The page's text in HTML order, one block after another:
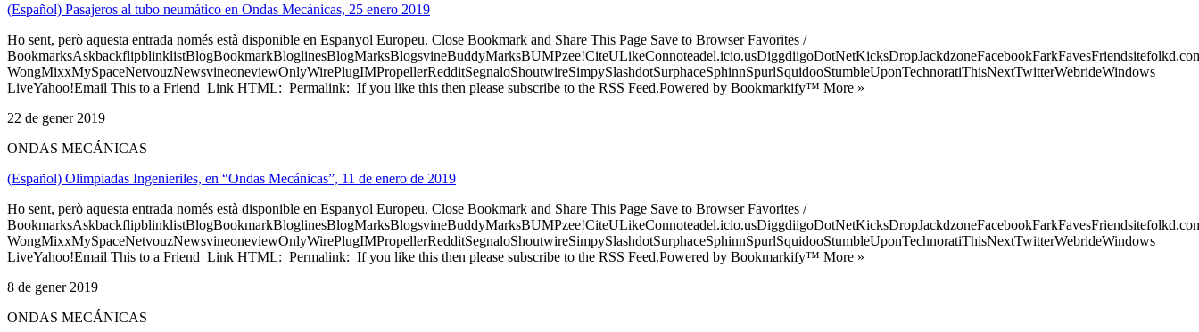
(Español) Pasajeros al tubo neumático en Ondas Mecánicas, 25 enero 2019
Ho sent, però aquesta entrada només està disponible en Espanyol Europeu. Close Bookmark and Share This Page Save to Browser Favorites /
WongMixxMySpaceNetvouzNewsvineoneviewOnlyWirePlugIMPropellerRedditSegnaloShoutwireSimpySlashdotSurphaceSphinnSpurlSquidooStumbleUponTechnoratiThisNextTwitterWebrideWindows
LiveYahoo!Email This to a Friend Link HTML: Permalink: If you like this then please subscribe to the RSS Feed.Powered by Bookmarkify™ More »
22 de gener 2019
ONDAS MECÁNICAS
(Español) Olimpiadas Ingenieriles, en “Ondas Mecánicas”, 11 de enero de 2019
Ho sent, però aquesta entrada només està disponible en Espanyol Europeu. Close Bookmark and Share This Page Save to Browser Favorites /
WongMixxMySpaceNetvouzNewsvineoneviewOnlyWirePlugIMPropellerRedditSegnaloShoutwireSimpySlashdotSurphaceSphinnSpurlSquidooStumbleUponTechnoratiThisNextTwitterWebrideWindows
LiveYahoo!Email This to a Friend Link HTML: Permalink: If you like this then please subscribe to the RSS Feed.Powered by Bookmarkify™ More »
8 de gener 2019
ONDAS MECÁNICAS